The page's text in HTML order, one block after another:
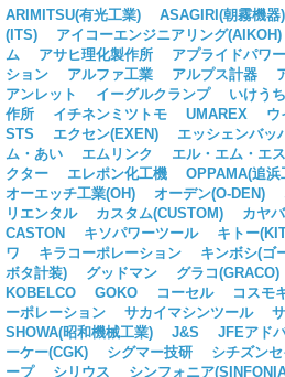
ARIMITSU(有光工業) ASAGIRI(朝霧機器)
(ITS)
アイコーエンジニアリング(AIKOH)
ム
アサヒ理化製作所 アプライドパワ
ション
アルファ工業 アルプス計器
アンレット
イーグルクランプ いけうち
作所
イチネンミツトモ UMAREX ウ
STS
エクセン(EXEN) エッシェンバッ
ム・あい
エムリンク エル・エム・エ
クター
エレポン化工機 OPPAMA(追浜
オーエッチ工業(OH)
オーデン(O-DEN)
リエンタル
カスタム(CUSTOM) カヤ
CASTON
キソパワーツール キトー
ワ
キラコーポレーション キンボシ(ゴ
ボタ計装)
グッドマン グラコ(GRACO)
KOBELCO
GOKO コーセル コスモ
ーポレーション
サカイマシンツール
SHOWA(昭和機械工業)
J&S JFEアド
ーケー(CGK)
シグマー技研 シチズン
ープ
シリウス シンフォニア